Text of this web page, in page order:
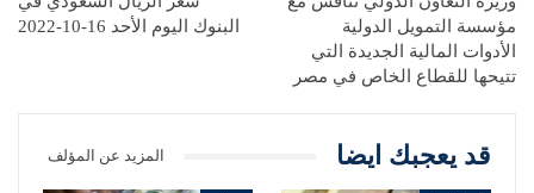
مؤسسة التمويل الدولية
الأدوات المالية الجديدة التي
تتيحها للقطاع الخاص في مصر
البنوك اليوم الأحد 16-10-2022
قد يعجبك ايضا المزيد عن المؤلف